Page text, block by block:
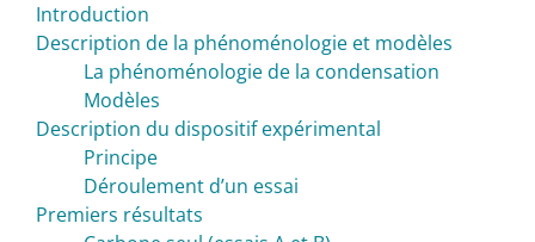
Introduction
Description de la phénoménologie et modèles
La phénoménologie de la condensation
Modèles
Description du dispositif expérimental
Principe
Déroulement dʼun essai
Premiers résultats